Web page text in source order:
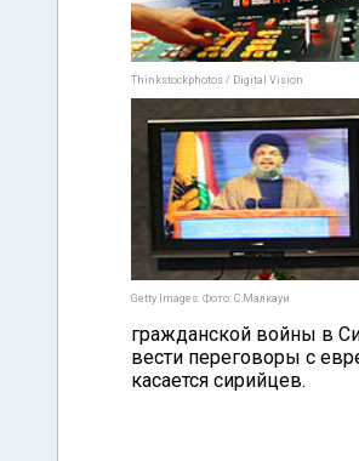
Thinkstockphotos / Digital Vision
Getty Images. Фото: С.Малкауи
гражданской войны в
вести переговоры с
касается сирийцев.